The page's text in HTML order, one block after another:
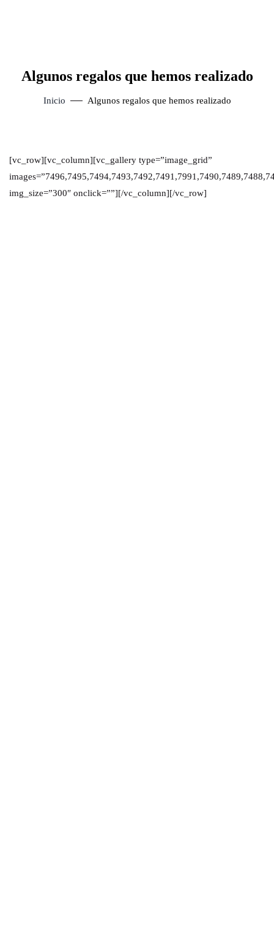
Algunos regalos que hemos realizado
Inicio Algunos regalos que hemos realizado
[vc_row][vc_column][vc_gallery type=”image_grid”
img_size=”300″ onclick=””][/vc_column][/vc_row]